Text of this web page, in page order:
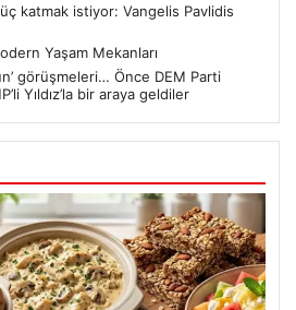
katmak istiyor: Vangelis Pavlidis
Yaşam Mekanları
görüşmeleri… Önce DEM Parti
Yıldız’la bir araya geldiler